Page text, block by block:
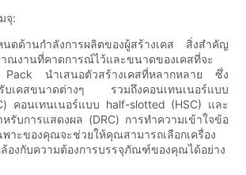
จุ:
นดด้านกำลังการผลิตของผู้สร้างเคส สิ่งสำคัญ
ณงานที่คาดการณ์ไว้และขนาดของเคสที่จะ
นำเสนอตัวสร้างเคสที่หลากหลาย ซึ่ง
รับเคสขนาดต่างๆ รวมถึงคอนเทนเนอร์แบบ
คอนเทนเนอร์แบบ half-slotted (HSC) และ
รับการแสดงผล (DRC) การทำความเข้าใจข้อ
าะของคุณจะช่วยให้คุณสามารถเลือกเครื่อง
องกับความต้องการบรรจุภัณฑ์ของคุณได้อย่าง